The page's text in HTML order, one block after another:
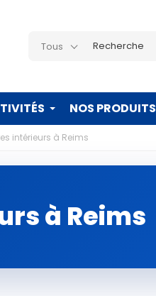
Tous
NOS PRODUITS
intérieurs à Reims
à Reims